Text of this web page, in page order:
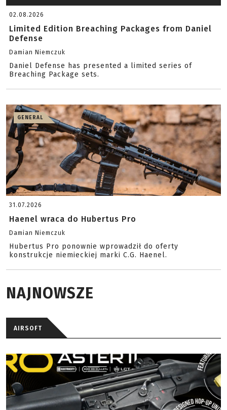
02.08.2026
Limited Edition Breaching Packages from Daniel
Defense
Damian Niemczuk
Daniel Defense has presented a limited series of
Breaching Package sets.
GENERAL
31.07.2026
Haenel wraca do Hubertus Pro
Damian Niemczuk
Hubertus Pro ponownie wprowadził do oferty
konstrukcje niemieckiej marki C.G. Haenel.
NAJNOWSZE
AIRSOFT